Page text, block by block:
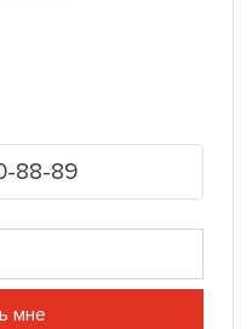
88-89
мне